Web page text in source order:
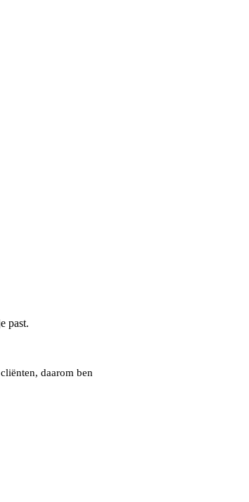
past.
daarom ben